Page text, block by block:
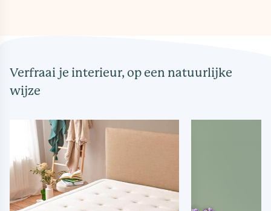
Verfraai je interieur, op een natuurlijke
wijze